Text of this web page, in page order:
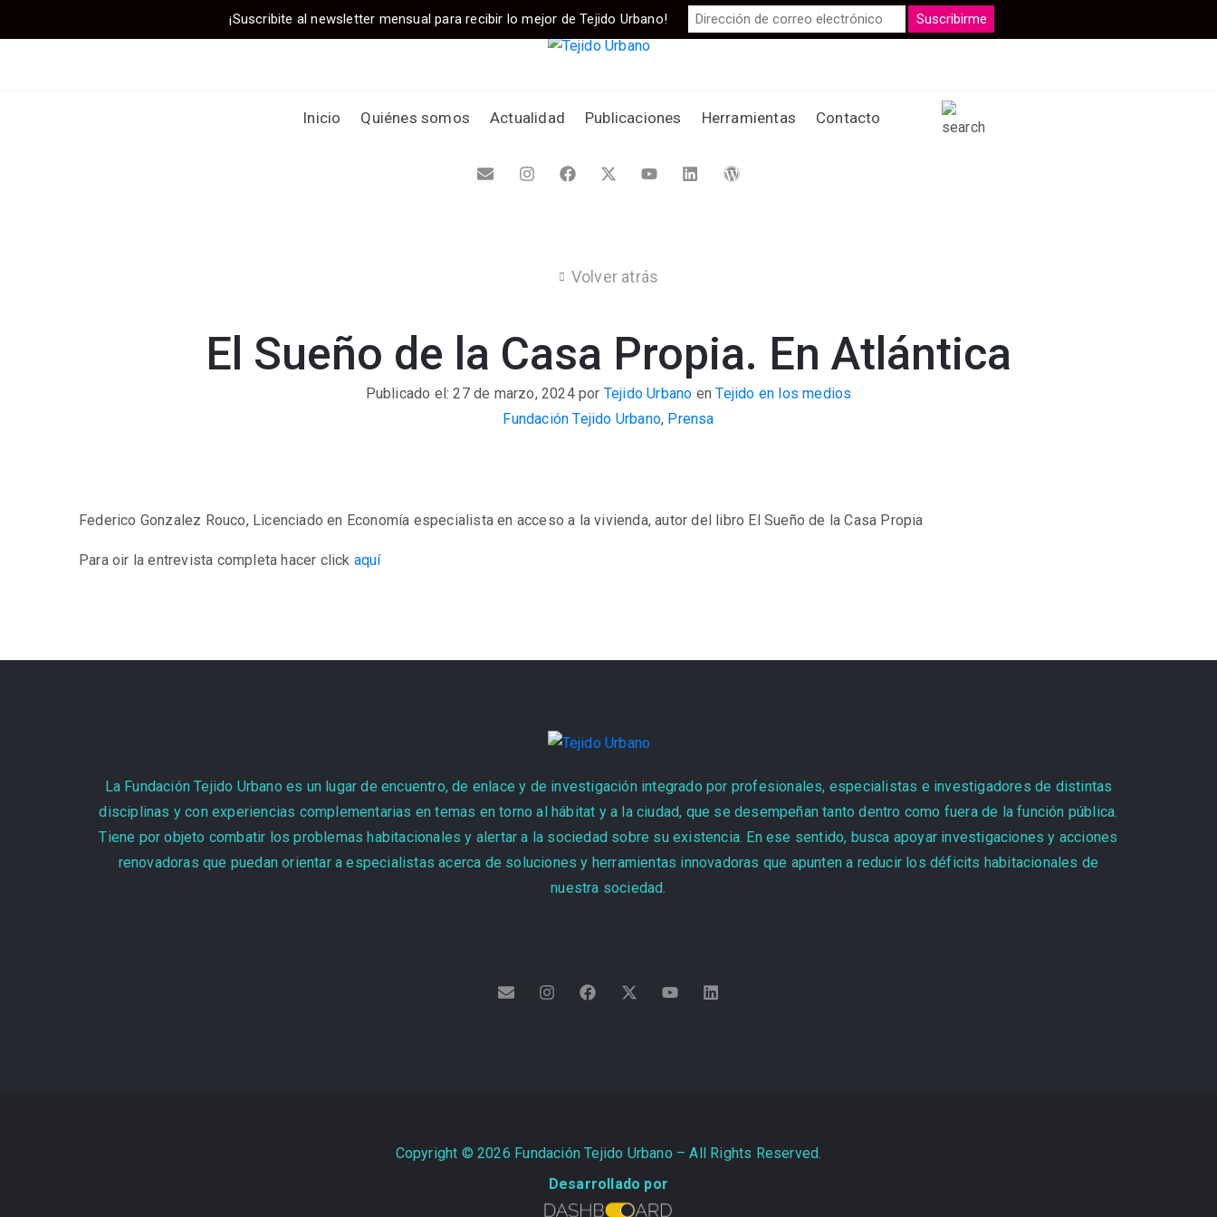
Inicio Quiénes somos Actualidad Publicaciones Herramientas Contacto
Volver atrás
El Sueño de la Casa Propia. En Atlántica
Publicado el: 27 de marzo, 2024por Tejido Urbano enTejido en los medios
Fundación Tejido Urbano, Prensa
Federico Gonzalez Rouco, Licenciado en Economía especialista en acceso a la vivienda, autor del libro El Sueño de la Casa Propia
Para oir la entrevista completa hacer click aquí
La Fundación Tejido Urbano es un lugar de encuentro, de enlace y de investigación integrado por profesionales, especialistas e investigadores de distintas
disciplinas y con experiencias complementarias en temas en torno al hábitat y a la ciudad, que se desempeñan tanto dentro como fuera de la función pública.
Tiene por objeto combatir los problemas habitacionales y alertar a la sociedad sobre su existencia. En ese sentido, busca apoyar investigaciones y acciones
renovadoras que puedan orientar a especialistas acerca de soluciones y herramientas innovadoras que apunten a reducir los déficits habitacionales de
nuestra sociedad.
Copyright ©2026 Fundación Tejido Urbano – All Rights Reserved.
Desarrollado por
¡Suscribite al newsletter mensual para recibir lo mejor de Tejido Urbano!